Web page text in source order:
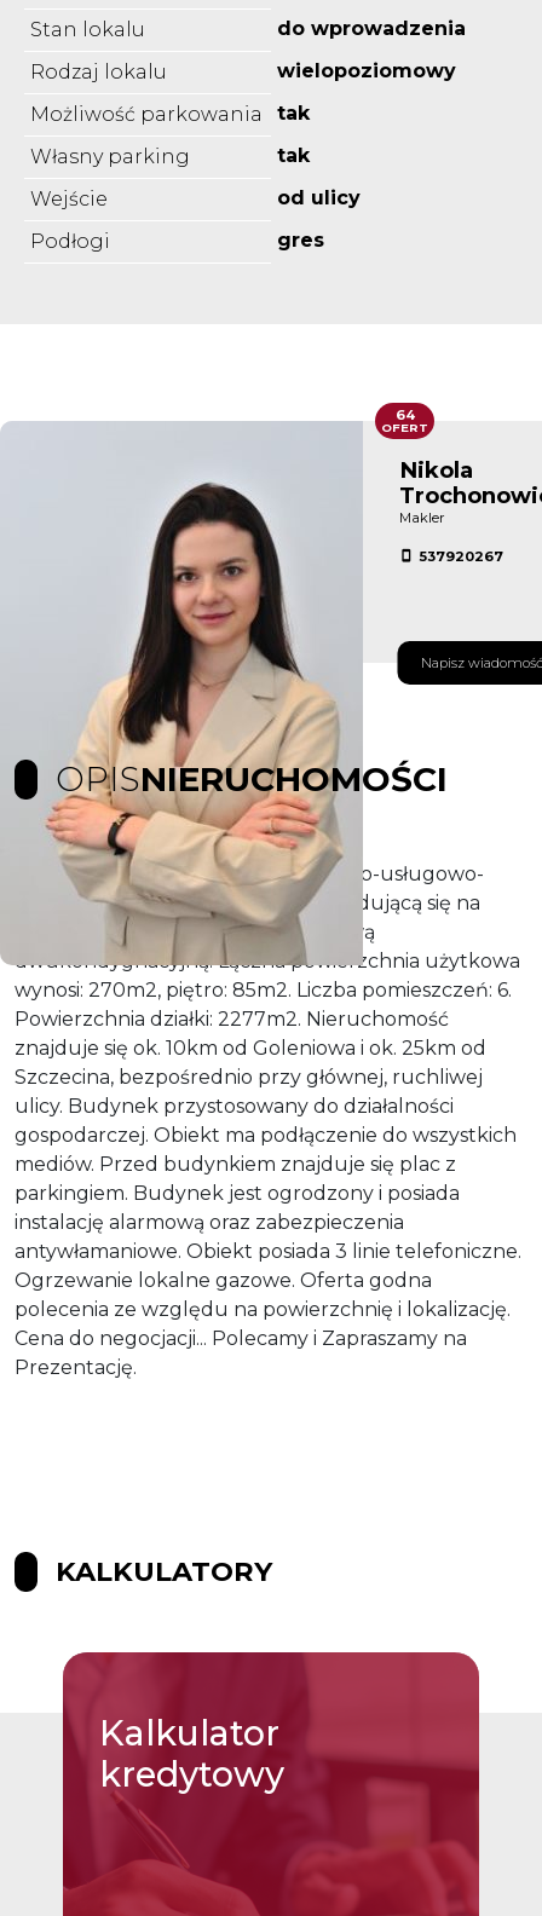
Stan lokalu
do wprowadzenia
Rodzaj lokalu
wielopoziomowy
Możliwość parkowania
tak
Własny parking
tak
Wejście
od ulicy
Podłogi
gres
Nikola
Makler
537920267
Napisz wiadomość
64
OFERT
OPISNIERUCHOMOŚCI
Polecamy Państwu obiekt handlowo-usługowo-
produkcyjny, tj. halę, magazyn, znajdującą się na
parterze oraz część socjalno-biurową
dwukondygnacyjną. Łączna powierzchnia użytkowa
wynosi: 270m2, piętro: 85m2. Liczba pomieszczeń: 6.
Powierzchnia działki: 2277m2. Nieruchomość
znajduje się ok. 10km od Goleniowa i ok. 25km od
Szczecina, bezpośrednio przy głównej, ruchliwej
ulicy. Budynek przystosowany do działalności
gospodarczej. Obiekt ma podłączenie do wszystkich
mediów. Przed budynkiem znajduje się plac z
parkingiem. Budynek jest ogrodzony i posiada
instalację alarmową oraz zabezpieczenia
antywłamaniowe. Obiekt posiada 3 linie telefoniczne.
Ogrzewanie lokalne gazowe. Oferta godna
polecenia ze względu na powierzchnię i lokalizację.
Cena do negocjacji... Polecamy i Zapraszamy na
Prezentację.
KALKULATORY
Kalkulator
kredytowy